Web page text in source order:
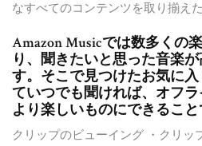
なすべてのコンテンツを取り揃え
Amazon Musicでは数多くの
り、聞きたいと思った音楽
す。そこで見つけたお気に
ていつでも聞ければ、オフ
より楽しいものにできること
クリップのビューイング ・クリッ